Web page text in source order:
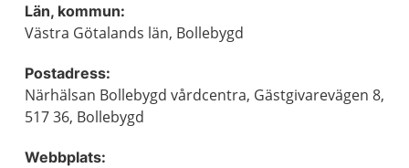
Län, kommun:
Västra Götalands län, Bollebygd
Postadress:
Närhälsan Bollebygd vårdcentra, Gästgivarevägen 8,
517 36, Bollebygd
Webbplats: